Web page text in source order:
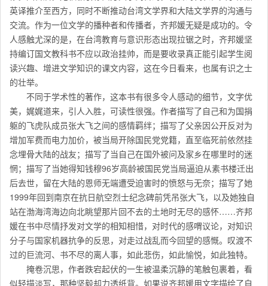
英译推介至西方，同时不断推动台湾文学界和大陆文学界的沟通与
交流。作为一位文学的播种者和传播者，齐邦媛无疑是成功的。令
人感触尤深的是，在台湾教育与意识形态出现拉锯之时，齐邦媛坚
持编订国文教科书不应以政治挂帅，而是要收录真正能引起学生阅
读兴趣、增进文学知识的课文内容，这在今日看来，也属有识之士
的壮举。
不同于学术性的著作，这本书有很多令人感动的细节，文字优
美，娓娓道来，引人入胜，可读性很强。作者描写了自己和为国捐
躯的飞虎队成员张大飞之间的感情羁绊；描写了父亲因公开反对为
增加军费而电力加价，被当局开除国民党党籍，直至临死前依然挂
念埋骨大陆的战友；描写了当自己在国外被问及家乡在哪里时的迷
惘；描写了当她得知钱穆96岁高龄被国民党当局逼迫从素书楼迁出
后去世，留在大陆的恩师无端遭受迫害时的愤怒与无奈；描写了她
1999年回到南京在抗日航空烈士纪念碑前凭吊张大飞，以及她独自
站在渤海湾海边向北眺望那片回不去的土地时无尽的感怀……齐邦
媛在书中尽情抒发对文学的相知相惜，对时代的感喟议论，对知识
分子与国家机器抗争的反思，对走过战乱而今回望的感慨。叹渡不
过的巨流河、书不尽的离人事，如此悲伤，如此愉悦，如此独特。
掩卷沉思，作者跌宕起伏的一生被温柔沉静的笔触包裹着，看
似轻描淡写，那种坚毅却力透纸背。如果说齐邦媛用文字描绘了自